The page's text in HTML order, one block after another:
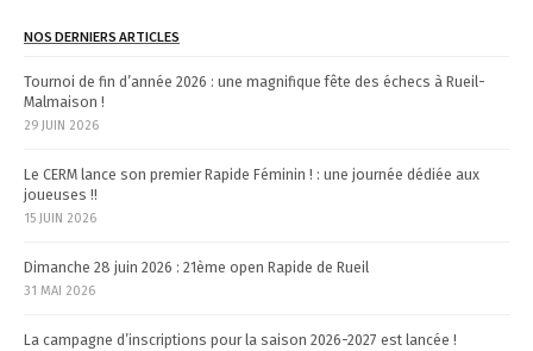
t
i
o
n
NOS DERNIERS ARTICLES
Tournoi de fin d’année 2026 : une magnifique fête des échecs à Rueil-
Malmaison !
29 JUIN 2026
Le CERM lance son premier Rapide Féminin ! : une journée dédiée aux
joueuses !!
15 JUIN 2026
Dimanche 28 juin 2026 : 21ème open Rapide de Rueil
31 MAI 2026
La campagne d’inscriptions pour la saison 2026-2027 est lancée !